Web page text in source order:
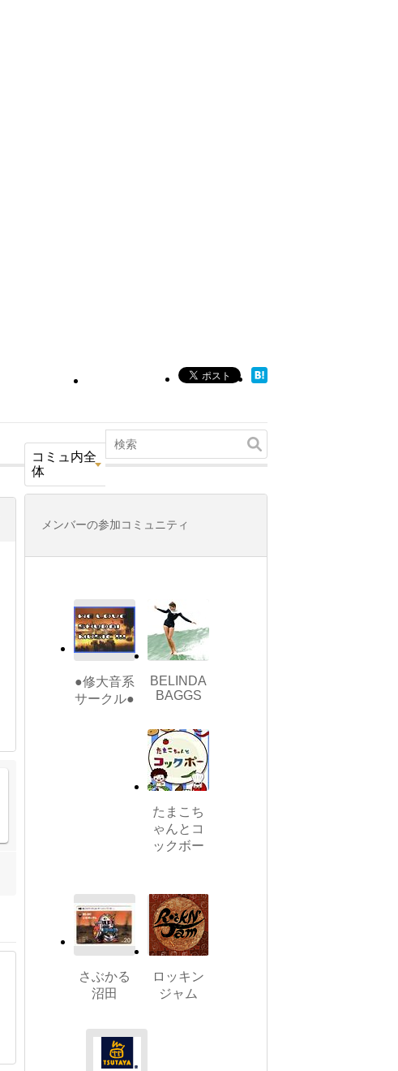
コミュ内全
体
メンバーの参加コミュニティ
●修大音系
サークル●
BELINDA
BAGGS
たまこち
ゃんとコ
ックボー
さぶかる
沼田
ロッキン
ジャム